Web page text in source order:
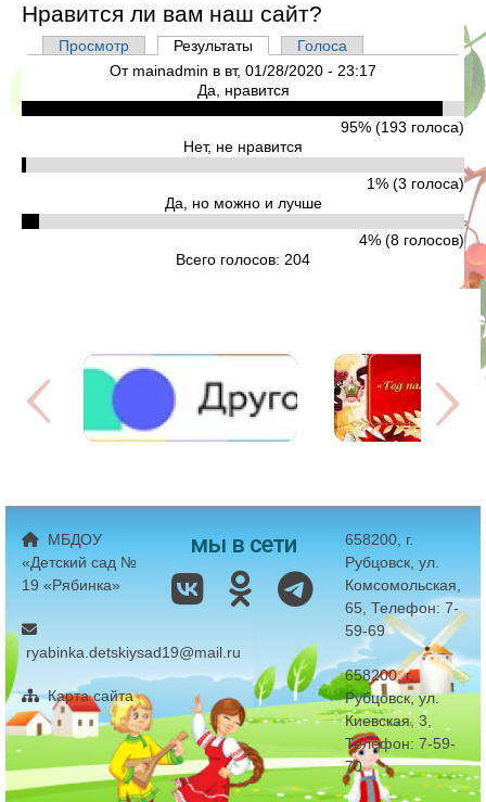
Нравится ли вам наш сайт?
Главные вкладки
Просмотр Результаты (активная вкладка)
Голоса
От mainadmin в вт, 01/28/2020 - 23:17
Да, нравится
95% (193 голоса)
Нет, не нравится
1% (3 голоса)
Да, но можно и лучше
4% (8 голосов)
Всего голосов: 204
МБДОУ
«Детский сад №
19 «Рябинка»
ryabinka.detskiysad19@mail.ru
Карта сайта
мы в сети
658200, г.
Рубцовск, ул.
Комсомольская,
65, Телефон: 7-
59-69
658200, г.
Рубцовск, ул.
Киевская, 3,
Телефон: 7-59-
70